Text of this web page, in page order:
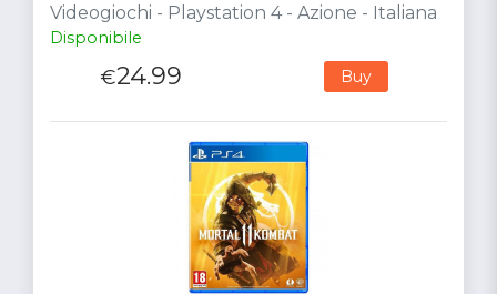
Videogiochi - Playstation 4 - Azione - Italiana
Disponibile
€24.99 Buy